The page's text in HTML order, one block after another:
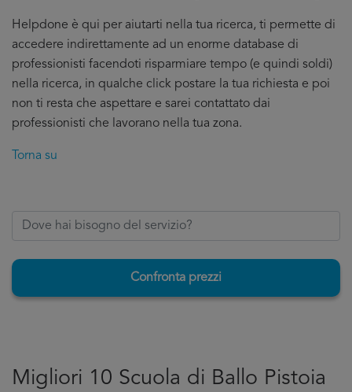
Helpdone è qui per aiutarti nella tua ricerca, ti permette di
accedere indirettamente ad un enorme database di
professionisti facendoti risparmiare tempo (e quindi soldi)
nella ricerca, in qualche click postare la tua richiesta e poi
non ti resta che aspettare e sarei contattato dai
professionisti che lavorano nella tua zona.
Torna su
Confronta prezzi
Migliori 10 Scuola di Ballo Pistoia